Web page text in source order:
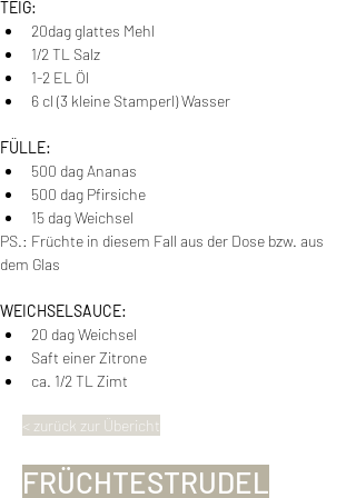
TEIG:
20dag glattes Mehl
1/2 TL Salz
1-2 EL Öl
6 cl (3 kleine Stamperl) Wasser
FÜLLE:
500 dag Ananas
500 dag Pfirsiche
15 dag Weichsel
PS.: Früchte in diesem Fall aus der Dose bzw. aus
dem Glas
WEICHSELSAUCE:
20 dag Weichsel
Saft einer Zitrone
ca. 1/2 TL Zimt
< zurück zur Übericht
FRÜCHTESTRUDEL